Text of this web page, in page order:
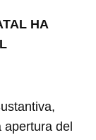
HA
del